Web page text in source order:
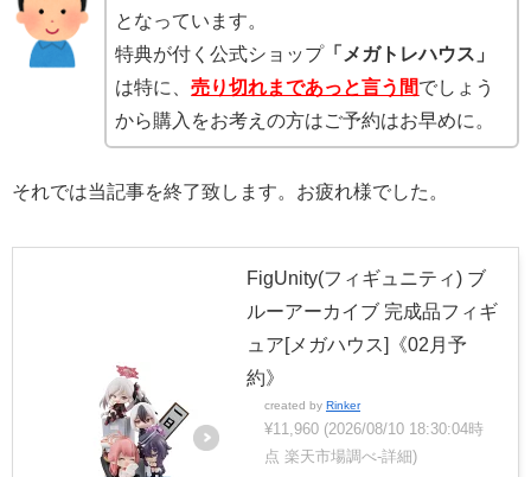
となっています。
特典が付く公式ショップ「メガトレハウス」
は特に、売り切れまであっと言う間でしょう
から購入をお考えの方はご予約はお早めに。
それでは当記事を終了致します。お疲れ様でした。
FigUnity(フィギュニティ) ブ
ルーアーカイブ 完成品フィギ
ュア[メガハウス]《02月予
約》
created by Rinker
¥11,960 (2026/08/10 18:30:04時
点 楽天市場調べ-詳細)